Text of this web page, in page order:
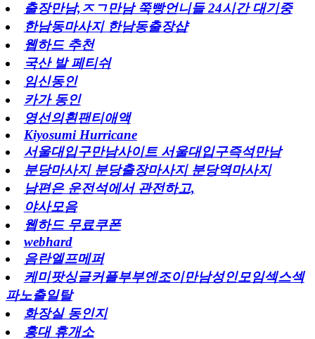
출장만남,ㅈㄱ만남 쭉빵언니들 24시간 대기중
한남동마사지 한남동출장샵
웹하드 추천
국산 발 페티쉬
임신동인
카가 동인
영선의흰팬티애액
Kiyosumi Hurricane
서울대입구만남사이트 서울대입구즉석만남
분당마사지 분당출장마사지 분당역마사지
남편은 운전석에서 관전하고,
야사모음
웹하드 무료쿠폰
webhard
음란엘프메퍼
케미팟싱글커플부부엔조이만남성인모임섹스섹
파노출일탈
화장실 동인지
홍대 휴개소